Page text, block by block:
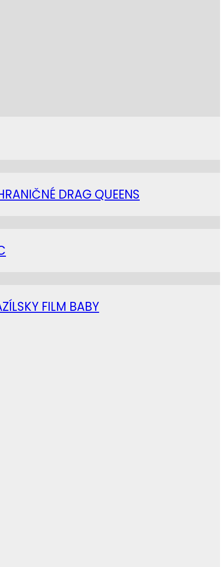
DRAG QUEENS
FILM BABY